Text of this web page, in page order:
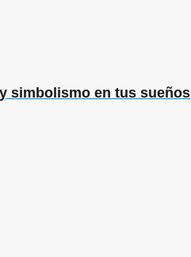
simbolismo en tus sueños